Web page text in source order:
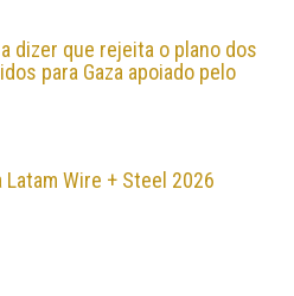
dizer que rejeita o plano dos
para Gaza apoiado pelo
Latam Wire + Steel 2026